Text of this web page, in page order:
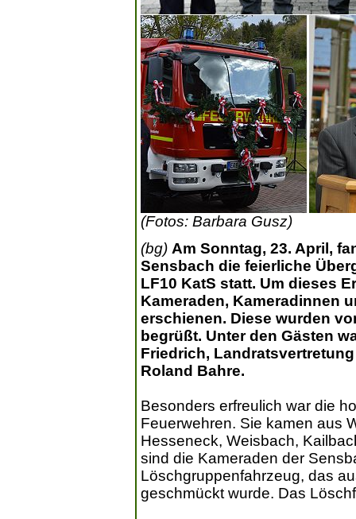
(Fotos: Barbara Gusz)
(bg) Am Sonntag, 23. April,
Sensbach die feierliche
LF10 KatS statt. Um dieses
Kameraden, Kameradinnen
erschienen. Diese wurden
begrüßt. Unter den Gästen
Friedrich,
Roland Bahre.
Besonders erfreulich war die
Feuerwehren. Sie kamen aus
Hesseneck, Weisbach,
sind die Kameraden der
Löschgruppenfahrzeug, das
geschmückt wurde. Das